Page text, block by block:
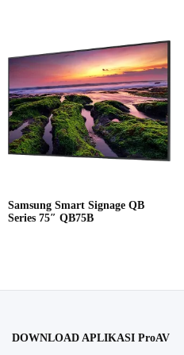
Samsung Smart Signage QB
Series 75″ QB75B
DOWNLOAD APLIKASI ProAV